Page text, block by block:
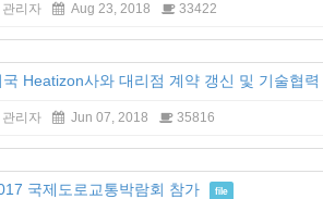
관리자 Aug 23, 2018 33422
국 Heatizon사와 대리점 계약 갱신 및 기술협력
관리자 Jun 07, 2018 35816
국제도로교통박람회 참가 file